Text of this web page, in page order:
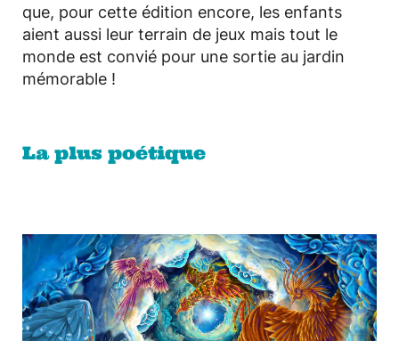
que, pour cette édition encore, les enfants
aient aussi leur terrain de jeux mais tout le
monde est convié pour une sortie au jardin
mémorable !
La plus poétique